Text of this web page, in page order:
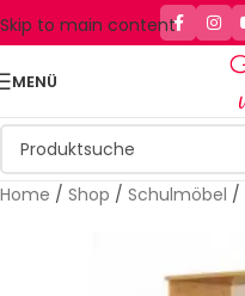
Skip to main content
MENÜ
Home / Shop / Schulmöbel /